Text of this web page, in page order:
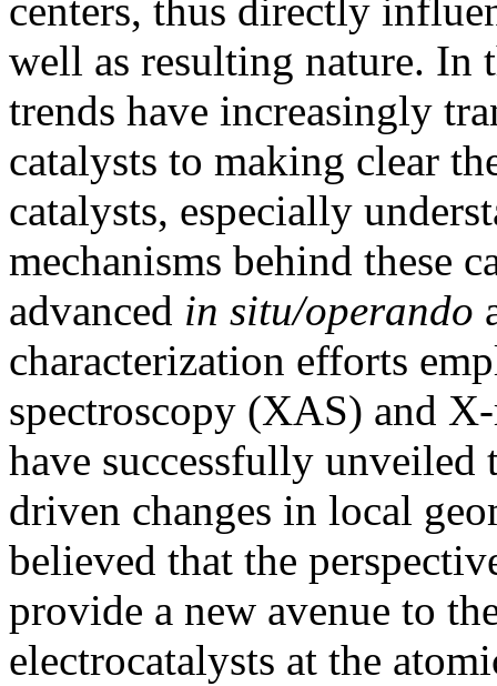
centers, thus directly
well as resulting nature. In
trends have increasingly
catalysts to making clear
catalysts, especially
mechanisms behind these
advanced in situ/operando
characterization efforts
spectroscopy (XAS) and
have successfully
driven changes in local
believed that the
provide a new avenue to
electrocatalysts at the